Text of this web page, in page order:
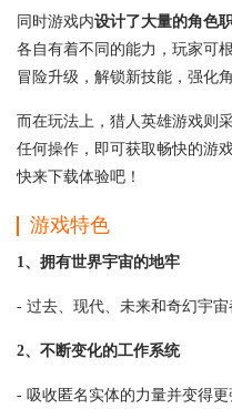
同时游戏内设计了大量的角色
各自有着不同的能力，玩家可
冒险升级，解锁新技能，强化
而在玩法上，猎人英雄游戏则
任何操作，即可获取畅快的游
快来下载体验吧！
游戏特色
1、拥有世界宇宙的地牢
- 过去、现代、未来和奇幻宇
2、不断变化的工作系统
- 吸收匿名实体的力量并变得更